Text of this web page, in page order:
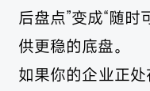
后盘点”变成“随
供更稳的底盘。
如果你的企业正